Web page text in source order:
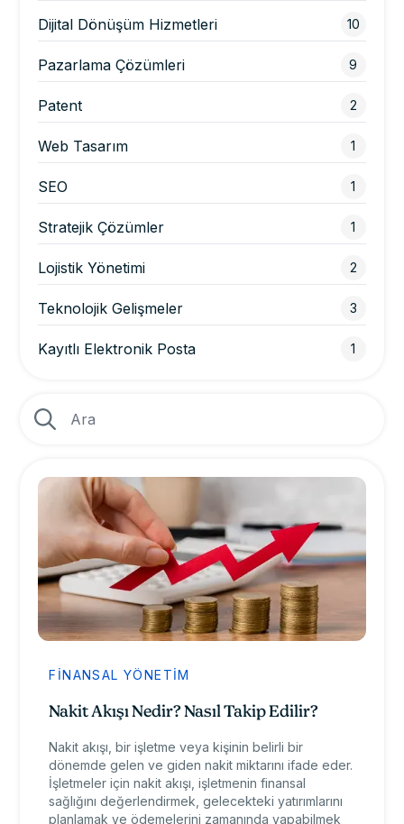
Dijital Dönüşüm Hizmetleri 10
Pazarlama Çözümleri 9
Patent 2
Web Tasarım 1
SEO 1
Stratejik Çözümler 1
Lojistik Yönetimi 2
Teknolojik Gelişmeler 3
Kayıtlı Elektronik Posta 1
FINANSAL YÖNETIM
Nakit Akışı Nedir? Nasıl Takip Edilir?
Nakit akışı, bir işletme veya kişinin belirli bir
dönemde gelen ve giden nakit miktarını ifade eder.
İşletmeler için nakit akışı, işletmenin finansal
sağlığını değerlendirmek, gelecekteki yatırımlarını
planlamak ve ödemelerini zamanında yapabilmek